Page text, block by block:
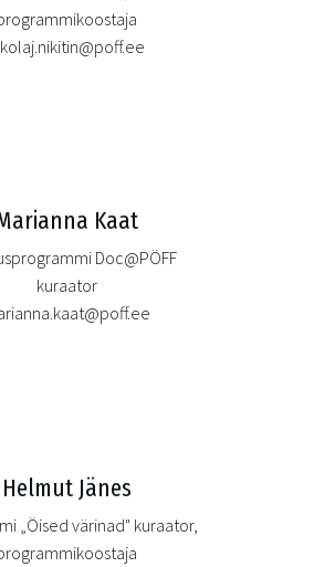
Kaat
Doc@PÖFF
kuraator
Helmut Jänes
„Öised värinad" kuraator,